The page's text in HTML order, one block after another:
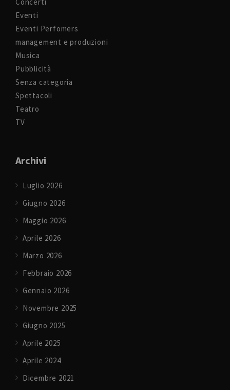
Concerti
Eventi
Eventi Perfomers
management e produzioni
Musica
Pubblicità
Senza categoria
Spettacoli
Teatro
TV
Archivi
Luglio 2026
Giugno 2026
Maggio 2026
Aprile 2026
Marzo 2026
Febbraio 2026
Gennaio 2026
Novembre 2025
Giugno 2025
Aprile 2025
Aprile 2024
Dicembre 2021